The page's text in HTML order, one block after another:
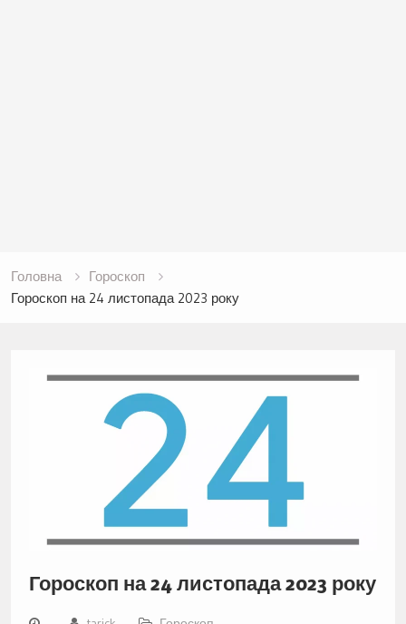
Головна
Гороскоп
Гороскоп на 24 листопада 2023 року
Гороскоп на 24 листопада 2023 року